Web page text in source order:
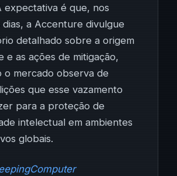
expectativa é que, nos
dias, a Accenture divulgue
detalhado sobre a origem
e as ações de mitigação,
o mercado observa de
que esse vazamento
para a proteção de
intelectual em ambientes
globais.